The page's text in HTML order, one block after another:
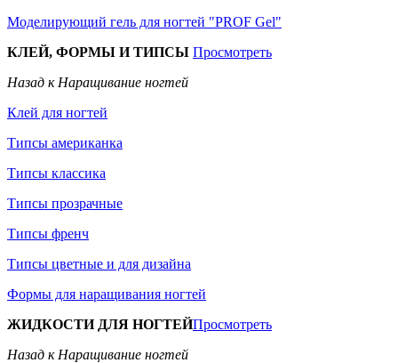
Моделирующий гель для ногтей "PROF Gel"
КЛЕЙ, ФОРМЫ И ТИПСЫ Просмотреть
Назад к Наращивание ногтей
Клей для ногтей
Типсы американка
Типсы классика
Типсы прозрачные
Типсы френч
Типсы цветные и для дизайна
Формы для наращивания ногтей
ЖИДКОСТИ ДЛЯ НОГТЕЙПросмотреть
Назад к Наращивание ногтей